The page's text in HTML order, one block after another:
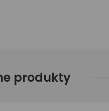
produkty